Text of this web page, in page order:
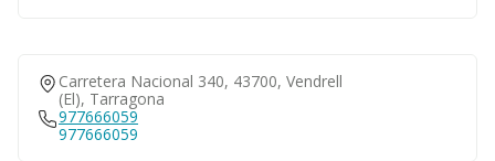
Carretera Nacional 340, 43700, Vendrell
(el), Tarragona
977666059
977666059